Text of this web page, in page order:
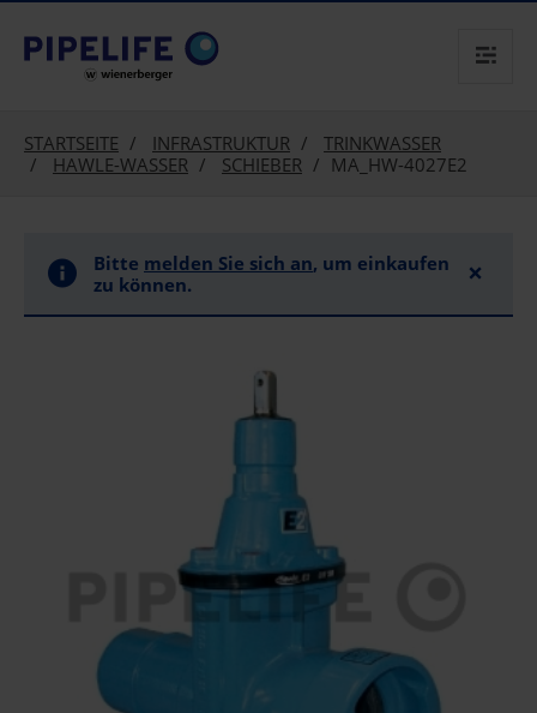
text.skipToContent
text.skipToNavigation
STARTSEITE INFRASTRUKTUR
TRINKWASSER
HAWLE-WASSER
SCHIEBER MA_HW-4027E2
Bitte melden Sie sich an, um einkaufen
zu können.
×